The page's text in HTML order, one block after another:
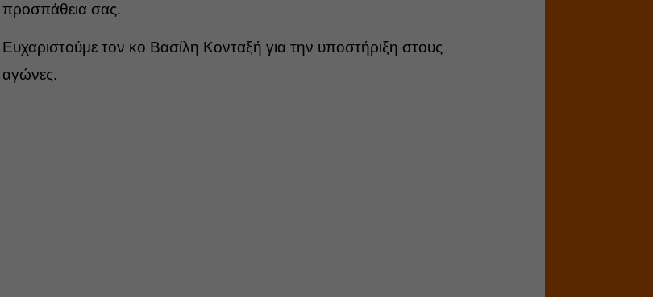
προσπάθεια σας.
Ευχαριστούμε τον κο Βασίλη Κονταξή για την υποστήριξη στους
αγώνες.